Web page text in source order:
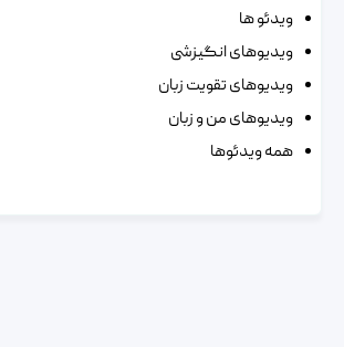
ویدئو ها
ویدیوهای انگیزشی
ویدیوهای تقویت زبان
ویدیوهای من و زبان
همه ویدئوها